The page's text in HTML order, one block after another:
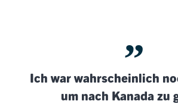
Ich war wahrscheinlich
um nach Kanada zu